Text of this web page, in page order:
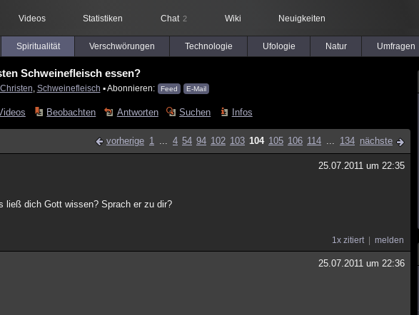
Videos Statistiken Chat 2 Wiki Neuigkeiten
Spiritualität Verschwörungen Technologie Ufologie Natur Umfragen
Schweinefleisch essen?
Christen Schweinefleisch ▪ Abonnieren: Feed E-Mail
Beobachten Antworten Suchen Infos
vorherige 1 ... 4 54 94 102 103 104 105 106 114 ... 134 nächste
25.07.2011 um 22:35
ließ dich Gott wissen? Sprach er zu dir?
1x zitiert melden
25.07.2011 um 22:36